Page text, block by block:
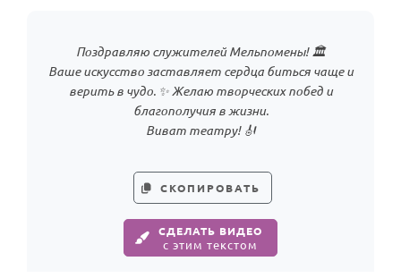
Поздравляю служителей Мельпомены! 🏛️
Ваше искусство заставляет сердца биться чаще и
верить в чудо. ✨ Желаю творческих побед и
благополучия в жизни.
Виват театру! 🎻
СКОПИРОВАТЬ
СДЕЛАТЬ ВИДЕО
с этим текстом